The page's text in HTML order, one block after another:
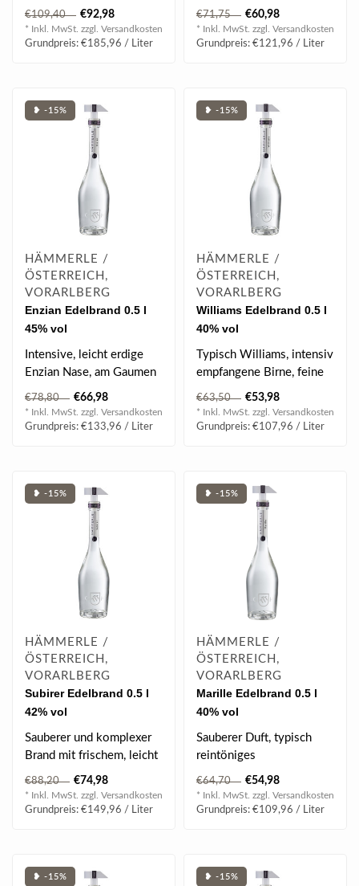
Marzipan, im Geschmack
lang an..
€109,40 €92,98
* Inkl. MwSt. zzgl. Versandkosten
Grundpreis: €185,96 / Liter
feine Bittermandelnote,
le..
€71,75 €60,98
* Inkl. MwSt. zzgl. Versandkosten
Grundpreis: €121,96 / Liter
❥ -15%
HÄMMERLE /
ÖSTERREICH,
VORARLBERG
Enzian Edelbrand 0.5 l
45% vol
Intensive, leicht erdige
Enzian Nase, am Gaumen
sehr frisch, fruchtig &
leicht s..
€78,80 €66,98
* Inkl. MwSt. zzgl. Versandkosten
Grundpreis: €133,96 / Liter
❥ -15%
HÄMMERLE /
ÖSTERREICH,
VORARLBERG
Williams Edelbrand 0.5 l
40% vol
Typisch Williams, intensiv
empfangene Birne, feine
Zitrusnoten, guter Honig,
ver..
€63,50 €53,98
* Inkl. MwSt. zzgl. Versandkosten
Grundpreis: €107,96 / Liter
❥ -15%
HÄMMERLE /
ÖSTERREICH,
VORARLBERG
Subirer Edelbrand 0.5 l
42% vol
Sauberer und komplexer
Brand mit frischem, leicht
süßlichem Fruchtaroma
und re..
€88,20 €74,98
* Inkl. MwSt. zzgl. Versandkosten
Grundpreis: €149,96 / Liter
❥ -15%
HÄMMERLE /
ÖSTERREICH,
VORARLBERG
Marille Edelbrand 0.5 l
40% vol
Sauberer Duft, typisch
reintöniges
Marillenaroma,
harmonisch eingebauter
Steint..
€64,70 €54,98
* Inkl. MwSt. zzgl. Versandkosten
Grundpreis: €109,96 / Liter
❥ -15% ❥ -15%